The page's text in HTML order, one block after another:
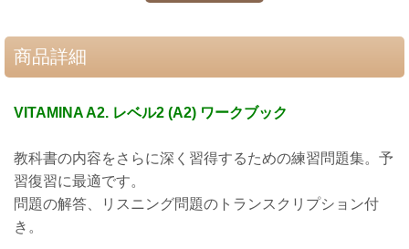
商品詳細
VITAMINA A2. レベル2 (A2) ワークブック
教科書の内容をさらに深く習得するための練習問題集。予
習復習に最適です。
問題の解答、リスニング問題のトランスクリプション付
き。